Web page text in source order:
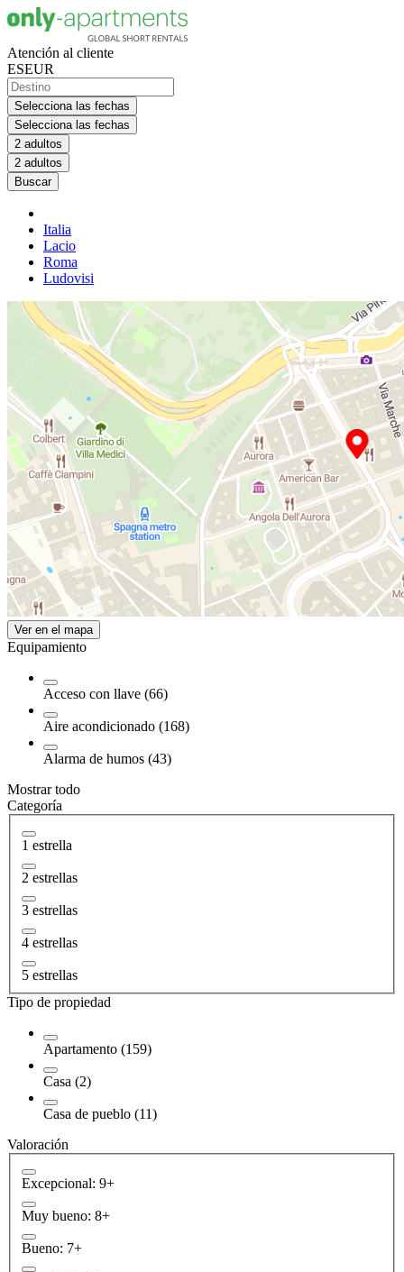
Atención al cliente
ESEUR
Selecciona las fechas
Selecciona las fechas
2 adultos
2 adultos
Buscar
Italia
Lacio
Roma
Ludovisi
Ver en el mapa
Equipamiento
Acceso con llave (66)
Aire acondicionado (168)
Alarma de humos (43)
Mostrar todo
Categoría
1 estrella
2 estrellas
3 estrellas
4 estrellas
5 estrellas
Tipo de propiedad
Apartamento (159)
Casa (2)
Casa de pueblo (11)
Valoración
Excepcional: 9+
Muy bueno: 8+
Bueno: 7+